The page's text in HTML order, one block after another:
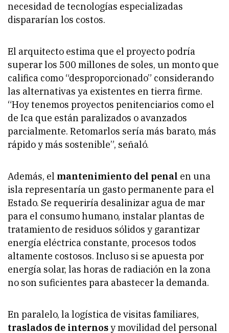
necesidad de tecnologías especializadas
dispararían los costos.
El arquitecto estima que el proyecto podría
superar los 500 millones de soles, un monto que
califica como “desproporcionado” considerando
las alternativas ya existentes en tierra firme.
“Hoy tenemos proyectos penitenciarios como el
de Ica que están paralizados o avanzados
parcialmente. Retomarlos sería más barato, más
rápido y más sostenible”, señaló.
Además, el mantenimiento del penal en una
isla representaría un gasto permanente para el
Estado. Se requeriría desalinizar agua de mar
para el consumo humano, instalar plantas de
tratamiento de residuos sólidos y garantizar
energía eléctrica constante, procesos todos
altamente costosos. Incluso si se apuesta por
energía solar, las horas de radiación en la zona
no son suficientes para abastecer la demanda.
En paralelo, la logística de visitas familiares,
traslados de internosy movilidad del personal